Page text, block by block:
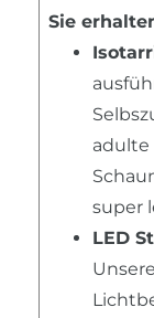
Sie
adulte
super
LED